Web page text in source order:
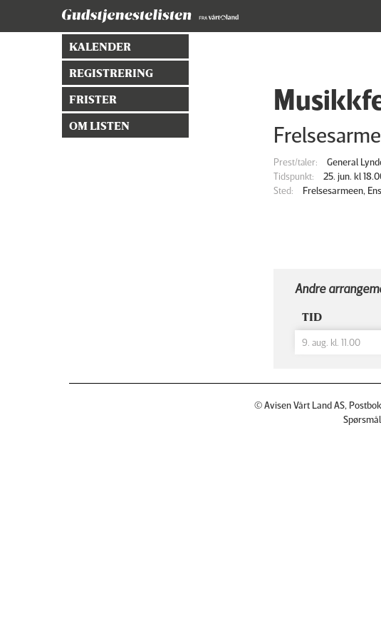
KALENDER
REGISTRERING
FRISTER
OM LISTEN
Prest/taler:
General
Tidspunkt:
25. jun. kl
Sted:
Frelsesarmeen,
Andre
TID
9. aug. kl. 11.00
© Avisen Vårt Land AS,